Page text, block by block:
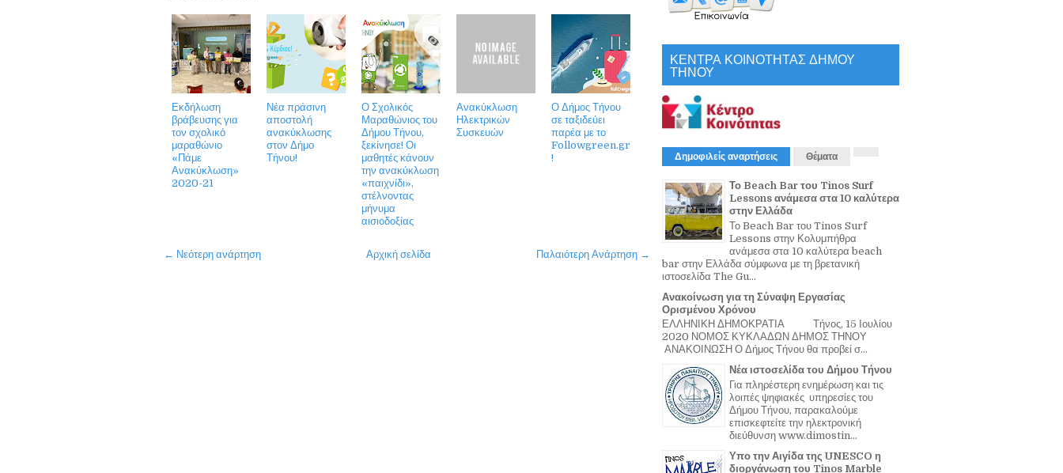
Εκδήλωση
βράβευσης για
τον σχολικό
μαραθώνιο
«Πάμε
Ανακύκλωση»
2020-21
Νέα πράσινη
αποστολή
ανακύκλωσης
στον Δήμο
Τήνου!
Ο Σχολικός
Μαραθώνιος του
Δήμου Τήνου,
ξεκίνησε! Οι
μαθητές κάνουν
την ανακύκλωση
«παιχνίδι»,
στέλνοντας
μήνυμα
αισιοδοξίας
Ανακύκλωση
Ηλεκτρικών
Συσκευών
Ο Δήμος Τήνου
σε ταξιδεύει
παρέα με το
Followgreen.gr
!
← Νεότερη ανάρτηση Παλαιότερη Ανάρτηση →
Αρχική σελίδα
ΚΕΝΤΡΑ ΚΟΙΝΟΤΗΤΑΣ ΔΗΜΟΥ
ΤΗΝΟΥ
Δημοφιλείς αναρτήσεις Θέματα
Το Beach Bar του Tinos Surf
Lessons ανάμεσα στα 10 καλύτερα
στην Ελλάδα
Το Beach Bar του Tinos Surf
Lessons στην Κολυμπήθρα
ανάμεσα στα 10 καλύτερα beach
bar στην Ελλάδα σύμφωνα με τη βρετανική
ιστοσελίδα The Gu...
Ανακοίνωση για τη Σύναψη Εργασίας
Ορισμένου Χρόνου
ΕΛΛΗΝΙΚΗ ΔΗΜΟΚΡΑΤΙΑ Τήνος, 15 Ιουλίου
2020 ΝΟΜΟΣ ΚΥΚΛΑΔΩΝ ΔΗΜΟΣ ΤΗΝΟΥ
ΑΝΑΚΟΙΝΩΣΗ Ο Δήμος Τήνου θα προβεί σ...
Νέα ιστοσελίδα του Δήμου Τήνου
Για πληρέστερη ενημέρωση και τις
λοιπές ψηφιακές υπηρεσίες του
Δήμου Τήνου, παρακαλούμε
επισκεφτείτε την ηλεκτρονική
διεύθυνση www.dimostin...
Υπο την Αιγίδα της UNESCO η
διοργάνωση του Tinos Marble